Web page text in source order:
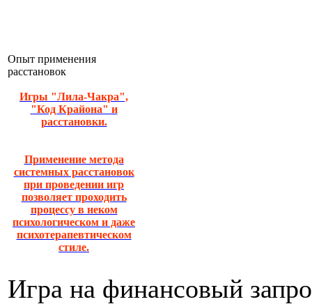
Опыт применения
расстановок
Игры "Лила-Чакра",
"Код Крайона" и
расстановки.
Применение метода
системных расстановок
при проведении игр
позволяет проходить
процессу в неком
психологическом и даже
психотерапевтическом
стиле.
Игра на финансовый